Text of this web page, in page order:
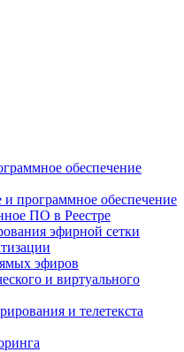
обеспечение
и программное обеспечение
ПО в Реестре
эфирной сетки
эфиров
и виртуального
и телетекста